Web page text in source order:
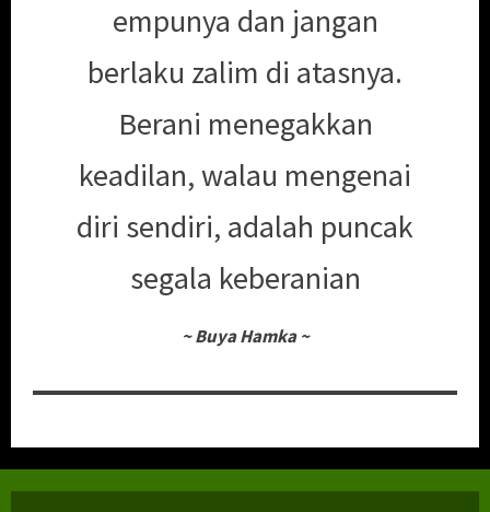
empunya dan jangan
berlaku zalim di atasnya.
Berani menegakkan
keadilan, walau mengenai
diri sendiri, adalah puncak
segala keberanian
~ Buya Hamka ~